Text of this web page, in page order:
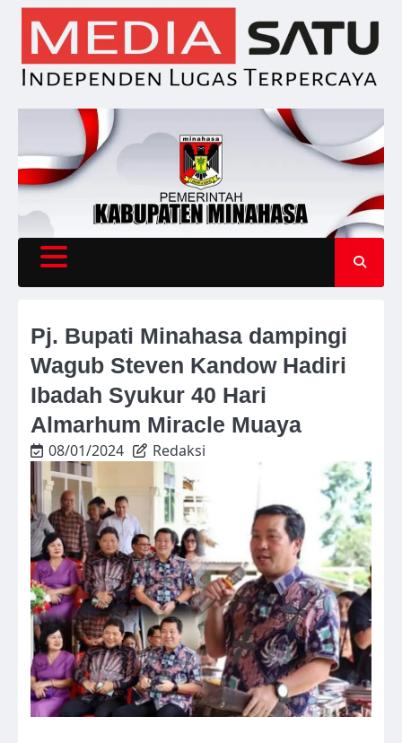
Skip
content
Pj. Bupati Minahasa dampingi
Wagub Steven Kandow Hadiri
Ibadah Syukur 40 Hari
Almarhum Miracle Muaya
08/01/2024 Redaksi